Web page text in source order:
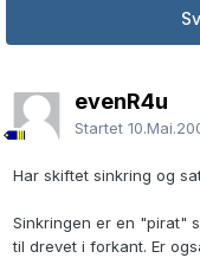
evenR4u
Startet
Har skiftet sinkring og
Sinkringen er en "pirat"
til drevet i forkant. Er